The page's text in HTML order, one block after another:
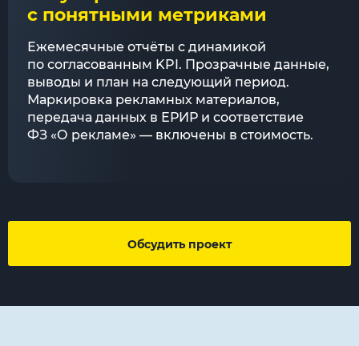
с понятными метриками
Ежемесячные отчёты с динамикой
по согласованным KPI. Прозрачные данные,
выводы и план на следующий период.
Маркировка рекламных материалов,
передача данных в ЕРИР и соответствие
ФЗ «О рекламе» — включены в стоимость.
Обсудить проект